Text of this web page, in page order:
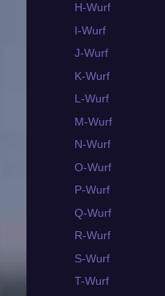
H-Wurf
I-Wurf
J-Wurf
K-Wurf
L-Wurf
M-Wurf
N-Wurf
O-Wurf
P-Wurf
Q-Wurf
R-Wurf
S-Wurf
T-Wurf